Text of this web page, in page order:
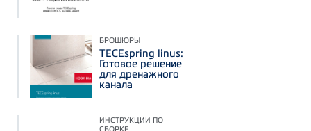
БРОШЮРЫ
TECEspring linus:
Готовое решение
для дренажного
канала
ИНСТРУКЦИИ ПО
СБОРКЕ